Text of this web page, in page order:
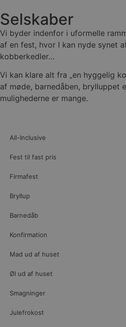
Selskaber
Vi byder indenfor i uformelle
af en fest, hvor I kan nyde synet
kobberkedler…
Vi kan klare alt fra „en hyggelig
af møde, barnedåben, brylluppet
mulighederne er mange.
All-Inclusive
Fest til fast pris
Firmafest
Bryllup
Barnedåb
Konfirmation
Mad ud af huset
Øl ud af huset
Smagninger
Julefrokost